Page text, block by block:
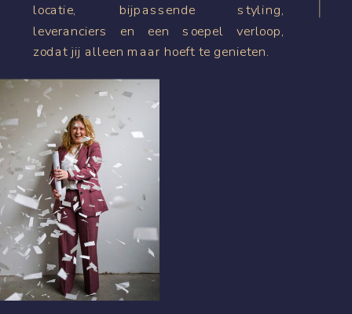
locatie, bijpassende styling,
leveranciers en een soepel verloop,
zodat jij alleen maar hoeft te genieten.